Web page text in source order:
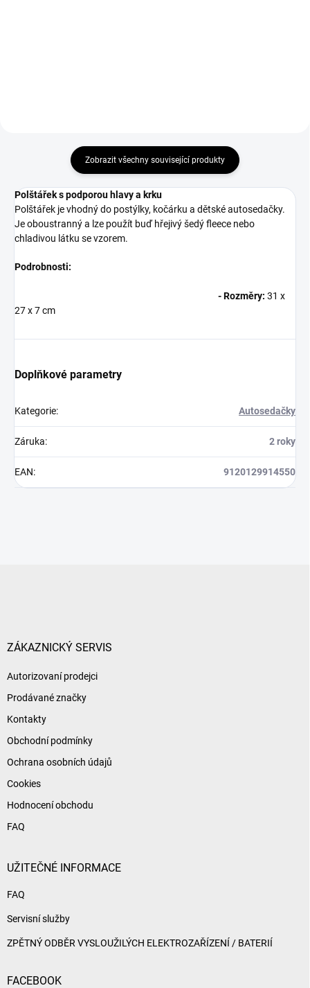
Zobrazit všechny související produkty
Polštářek s podporou hlavy a krku
Polštářek je vhodný do postýlky, kočárku a dětské autosedačky.
Je oboustranný a lze použít buď hřejivý šedý fleece nebo
chladivou látku se vzorem.
Podrobnosti:
- Rozměry: 31 x
27 x 7 cm
Doplňkové parametry
Kategorie: Autosedačky
Záruka: 2 roky
EAN: 9120129914550
ZÁKAZNICKÝ SERVIS
Autorizovaní prodejci
Prodávané značky
Kontakty
Obchodní podmínky
Ochrana osobních údajů
Cookies
Hodnocení obchodu
FAQ
UŽITEČNÉ INFORMACE
FAQ
Servisní služby
ZPĚTNÝ ODBĚR VYSLOUŽILÝCH ELEKTROZAŘÍZENÍ / BATERIÍ
FACEBOOK